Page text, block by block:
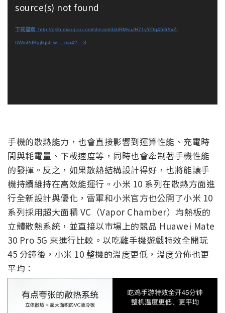
source(s) not found
下載檔案: http://gslb.miaopai.com/stream/djiURMsuJH71yYOq45GXxZ-
6WmPdBgjfiqsb-w__.mp4?_=3
手機的散熱能力，也會直接影響到運算性能、充電時
間與耗電量、下載速度等，同時也會牽制著手機性能
的發揮。反之，如果散熱結構設計得好，也將能讓手
機持續維持在高效能運行。小米 10 系列在散熱方面進
行全新設計與優化，雷軍和小米官方也公開了小米 10
系列採用超大面積 VC（Vapor Chamber）均熱板的
立體散熱系統，並直接以市場上的競品 Huawei Mate
30 Pro 5G 來進行比較。以吃雞手機遊戲特效全開玩
45 分鐘後，小米 10 整機的溫度更低，溫度分佈也更
平均：